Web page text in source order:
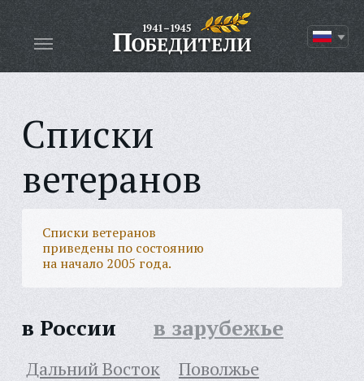
Списки
ветеранов
Списки ветеранов
приведены по состоянию
на начало 2005 года.
в России в зарубежье
Дальний Восток
Поволжье